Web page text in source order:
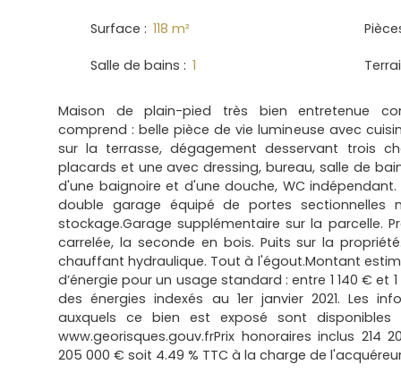
Surface : 118 m²
Salle de bains : 1
Maison de plain-pied très bien entretenue
comprend : belle pièce de vie lumineuse avec
sur la terrasse, dégagement desservant trois
placards et une avec dressing, bureau, salle de
d'une baignoire et d'une douche, WC
double garage équipé de portes sectionnelles
stockage.Garage supplémentaire sur la parcelle.
carrelée, la seconde en bois. Puits sur la
chauffant hydraulique. Tout à l'égout.Montant
d’énergie pour un usage standard : entre 1 140 € et
des énergies indexés au 1er janvier 2021. Les
auxquels ce bien est exposé sont disponibles
www.georisques.gouv.frPrix honoraires inclus 214
205 000 € soit 4.49 % TTC à la charge de